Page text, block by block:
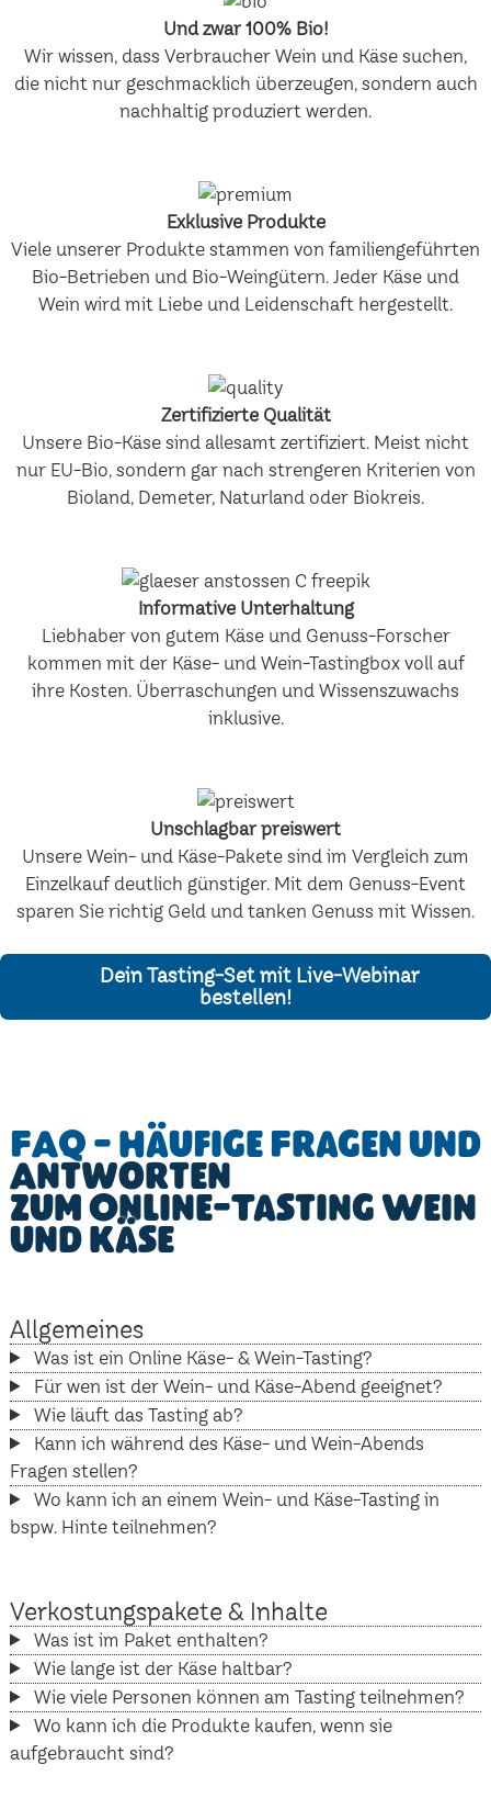
Und zwar 100% Bio!
Wir wissen, dass Verbraucher Wein und Käse suchen,
die nicht nur geschmacklich überzeugen, sondern auch
nachhaltig produziert werden.
Exklusive Produkte
Viele unserer Produkte stammen von familiengeführten
Bio-Betrieben und Bio-Weingütern. Jeder Käse und
Wein wird mit Liebe und Leidenschaft hergestellt.
Zertifizierte Qualität
Unsere Bio-Käse sind allesamt zertifiziert. Meist nicht
nur EU-Bio, sondern gar nach strengeren Kriterien von
Bioland, Demeter, Naturland oder Biokreis.
Informative Unterhaltung
Liebhaber von gutem Käse und Genuss-Forscher
kommen mit der Käse- und Wein-Tastingbox voll auf
ihre Kosten. Überraschungen und Wissenszuwachs
inklusive.
Unschlagbar preiswert
Unsere Wein- und Käse-Pakete sind im Vergleich zum
Einzelkauf deutlich günstiger. Mit dem Genuss-Event
sparen Sie richtig Geld und tanken Genuss mit Wissen.
Dein Tasting-Set mit Live-Webinar
bestellen!
FAQ - Häufige Fragen und
Antworten
zum Online-Tasting Wein
und Käse
Allgemeines
Was ist ein Online Käse- & Wein-Tasting?
Für wen ist der Wein- und Käse-Abend geeignet?
Wie läuft das Tasting ab?
Kann ich während des Käse- und Wein-Abends
Fragen stellen?
Wo kann ich an einem Wein- und Käse-Tasting in
bspw. Hinte teilnehmen?
Verkostungspakete & Inhalte
Was ist im Paket enthalten?
Wie lange ist der Käse haltbar?
Wie viele Personen können am Tasting teilnehmen?
Wo kann ich die Produkte kaufen, wenn sie
aufgebraucht sind?